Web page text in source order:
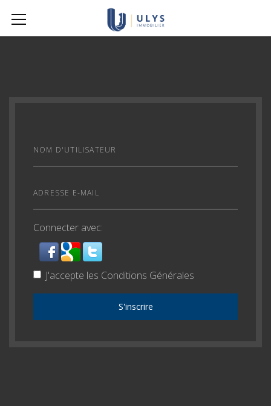
Connecter avec:
J'accepte les Conditions Générales
S'inscrire